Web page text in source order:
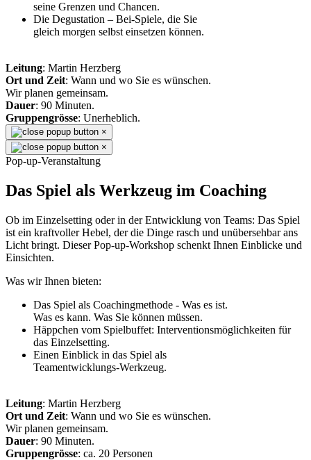
seine Grenzen und Chancen.
Die Degustation – Bei-Spiele, die Sie
gleich morgen selbst einsetzen können.
Leitung: Martin Herzberg
Ort und Zeit: Wann und wo Sie es wünschen.
Wir planen gemeinsam.
Dauer: 90 Minuten.
Gruppengrösse: Unerheblich.
×
×
Pop-up-Veranstaltung
Das Spiel als Werkzeug im Coaching
Ob im Einzelsetting oder in der Entwicklung von Teams: Das Spiel
ist ein kraftvoller Hebel, der die Dinge rasch und unübersehbar ans
Licht bringt. Dieser Pop-up-Workshop schenkt Ihnen Einblicke und
Einsichten.
Was wir Ihnen bieten:
Das Spiel als Coachingmethode - Was es ist.
Was es kann. Was Sie können müssen.
Häppchen vom Spielbuffet: Interventionsmöglichkeiten für
das Einzelsetting.
Einen Einblick in das Spiel als
Teamentwicklungs-Werkzeug.
Leitung: Martin Herzberg
Ort und Zeit: Wann und wo Sie es wünschen.
Wir planen gemeinsam.
Dauer: 90 Minuten.
Gruppengrösse: ca. 20 Personen